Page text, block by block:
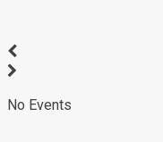
No Events